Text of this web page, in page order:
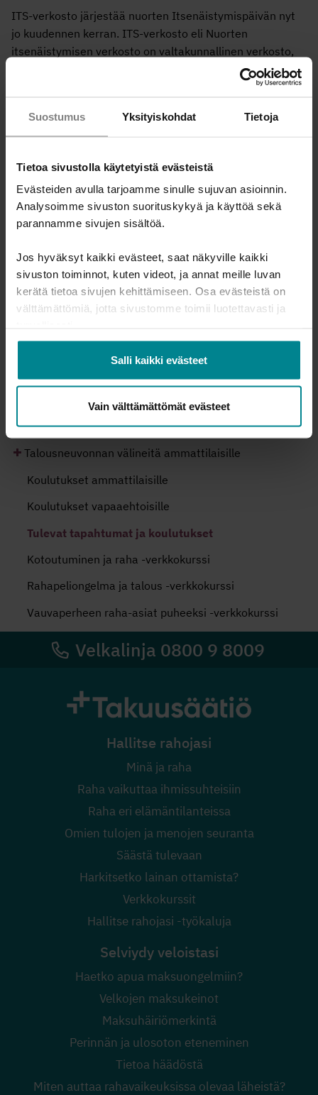
Suostumus Yksityiskohdat Tietoja
Tietoa sivustolla käytetyistä evästeistä
Evästeiden avulla tarjoamme sinulle sujuvan asioinnin.
Analysoimme sivuston suorituskykyä ja käyttöä sekä
parannamme sivujen sisältöä.
Jos hyväksyt kaikki evästeet, saat näkyville kaikki
sivuston toiminnot, kuten videot, ja annat meille luvan
kerätä tietoa sivujen kehittämiseen. Osa evästeistä on
välttämättömiä, jotta sivustomme toimii luotettavasti ja
Salli kaikki evästeet
Vain välttämättömät evästeet
ITS-verkosto järjestää nuorten Itsenäistymispäivän nyt
jo kuudennen kerran. ITS-verkosto eli Nuorten
itsenäistymisen verkosto on valtakunnallinen verkosto,
jossa on mukana joukko nuorten aikuisten parissa
työskenteleviä tahoja. Tänä vuonna päivästä vastaavat
turvatalo, Takuusäätiö, Tukenasi ry ja Y-Säätiö.
hyvinvoinnin puolustajille sekä asian tärkeiksi kokeville ja
kiinnostuneille.
Seuraa webinaaria tästä
Tulosta sivu
Jaa tapahtuma:
Ammattilaisille
Miten ottaa raha-asiat puheeksi asiakastyössä?
Talousneuvonnan välineitä ammattilaisille
Koulutukset ammattilaisille
Koulutukset vapaaehtoisille
Tulevat tapahtumat ja koulutukset
Kotoutuminen ja raha -verkkokurssi
Rahapeliongelma ja talous -verkkokurssi
Vauvaperheen raha-asiat puheeksi -verkkokurssi
Velkalinja 0800 9 8009
Hallitse rahojasi
Minä ja raha
Raha vaikuttaa ihmissuhteisiin
Raha eri elämäntilanteissa
Omien tulojen ja menojen seuranta
Säästä tulevaan
Harkitsetko lainan ottamista?
Verkkokurssit
Hallitse rahojasi -työkaluja
Selviydy veloistasi
Haetko apua maksuongelmiin?
Velkojen maksukeinot
Maksuhäiriömerkintä
Perinnän ja ulosoton eteneminen
Tietoa häädöstä
Miten auttaa rahavaikeuksissa olevaa läheistä?